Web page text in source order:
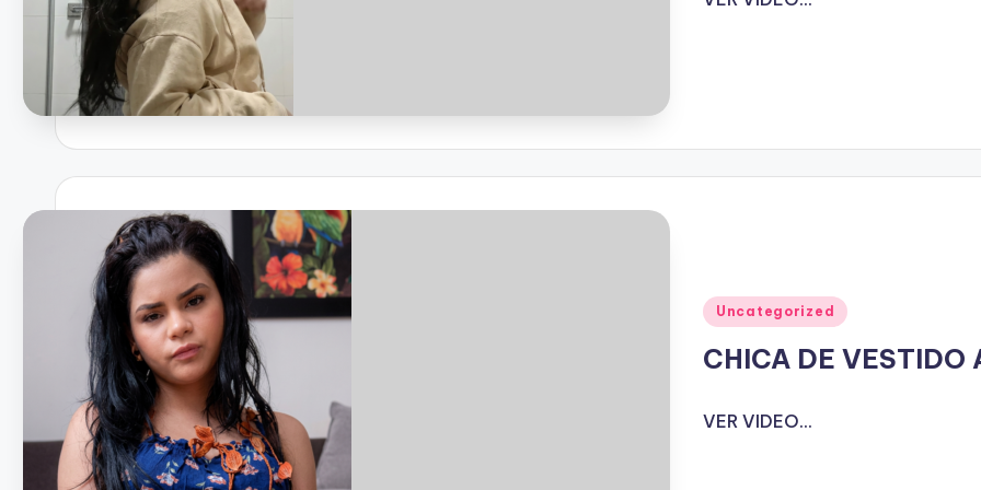
Publicado
Uncategorized
CHICA DE VESTIDO
VER VIDEO...